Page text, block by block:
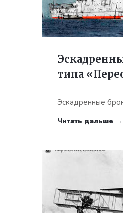
типа
Эскадренные
Читать дальше →